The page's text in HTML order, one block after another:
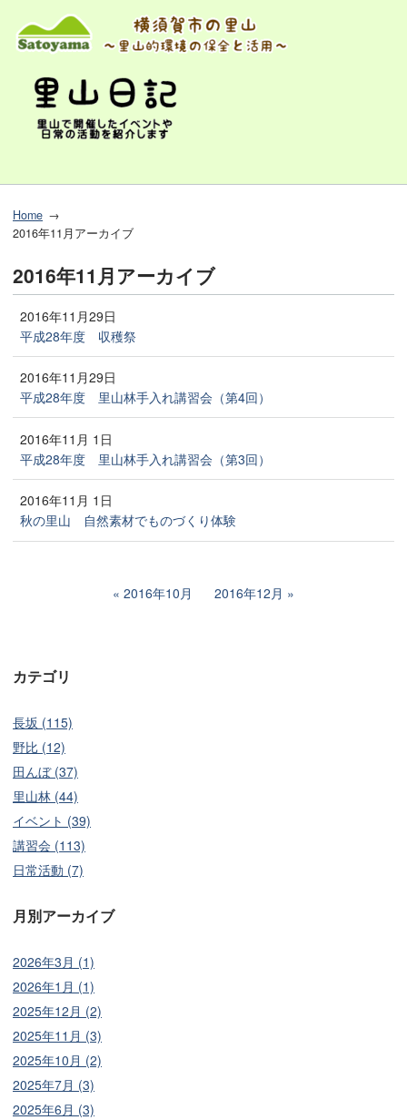
Home
2016年11月アーカイブ
2016年11月アーカイブ
2016年11月29日
平成28年度 収穫祭
2016年11月29日
平成28年度 里山林手入れ講習会（第4回）
2016年11月 1日
平成28年度 里山林手入れ講習会（第3回）
2016年11月 1日
秋の里山 自然素材でものづくり体験
2016年10月 2016年12月
カテゴリ
長坂 (115)
野比 (12)
田んぼ (37)
里山林 (44)
イベント (39)
講習会 (113)
日常活動 (7)
月別アーカイブ
2026年3月 (1)
2026年1月 (1)
2025年12月 (2)
2025年11月 (3)
2025年10月 (2)
2025年7月 (3)
2025年6月 (3)